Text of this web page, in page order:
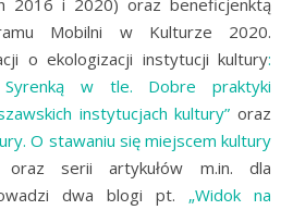
2016 i 2020) oraz beneficjenktą
Mobilni w Kulturze 2020.
o ekologizacji instytucji kultury:
w tle. Dobre praktyki
instytucjach kultury” oraz
O stawaniu się miejscem kultury
oraz serii artykułów m.in. dla
dwa blogi pt. „Widok na